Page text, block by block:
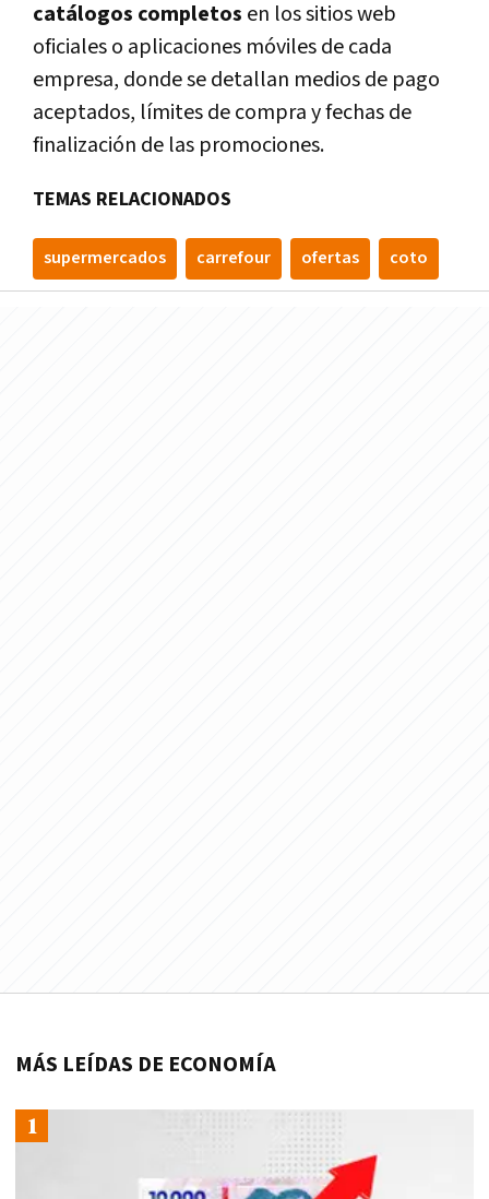
catálogos completos en los sitios web
oficiales o aplicaciones móviles de cada
empresa, donde se detallan medios de pago
aceptados, límites de compra y fechas de
finalización de las promociones.
TEMAS RELACIONADOS
supermercados carrefour ofertas coto
MÁS LEÍDAS DE ECONOMÍA